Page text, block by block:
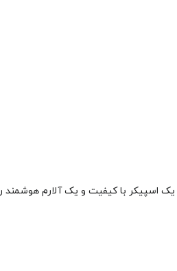
با کیفیت و یک آلارم هوشمند